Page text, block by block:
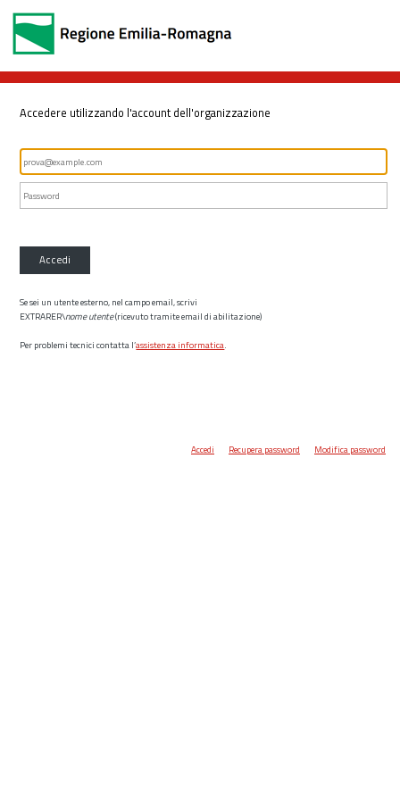
Accedere utilizzando l'account dell'organizzazione
Accedi
Se sei un utente esterno, nel campo email, scrivi
EXTRARER\nome utente(ricevuto tramite email di abilitazione)
Per problemi tecnici contatta l’assistenza informatica.
Accedi Recupera password Modifica password